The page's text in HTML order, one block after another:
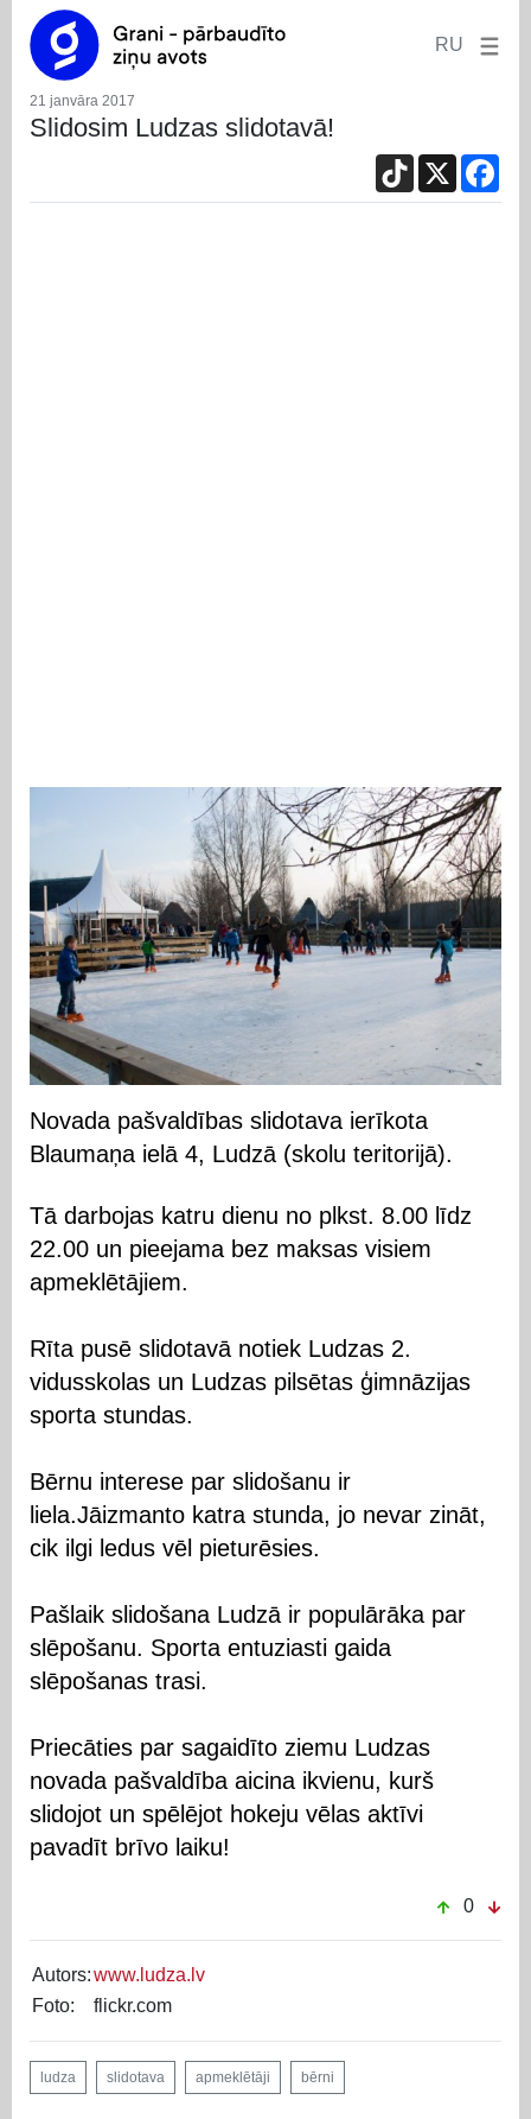
RU
21 janvāra 2017
Slidosim Ludzas slidotavā!
TikTok
X
Novada pašvaldības slidotava ierīkota
Blaumaņa ielā 4, Ludzā (skolu teritorijā).
Tā darbojas katru dienu no plkst. 8.00 līdz
22.00 un pieejama bez maksas visiem
apmeklētājiem.
Rīta pusē slidotavā notiek Ludzas 2.
vidusskolas un Ludzas pilsētas ģimnāzijas
sporta stundas.
Bērnu interese par slidošanu ir
liela.Jāizmanto katra stunda, jo nevar zināt,
cik ilgi ledus vēl pieturēsies.
Pašlaik slidošana Ludzā ir populārāka par
slēpošanu. Sporta entuziasti gaida
slēpošanas trasi.
Priecāties par sagaidīto ziemu Ludzas
novada pašvaldība aicina ikvienu, kurš
slidojot un spēlējot hokeju vēlas aktīvi
pavadīt brīvo laiku!
0
Autors:www.ludza.lv
Foto:
flickr.com
ludza slidotava apmeklētāji bērni